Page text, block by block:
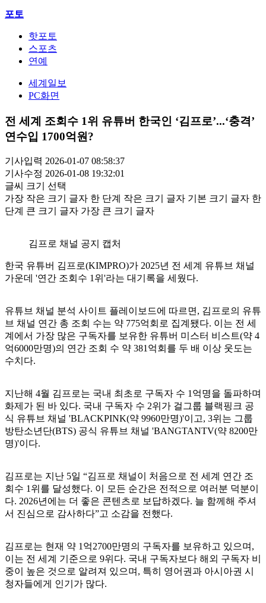
포토
핫포토
스포츠
연예
세계일보
PC화면
전 세계 조회수 1위 유튜버 한국인 ‘김프로’...‘충격’
연수입 1700억원?
기사입력 2026-01-07 08:58:37
기사수정 2026-01-08 19:32:01
글씨 크기 선택
가장 작은 크기 글자 한 단계 작은 크기 글자 기본 크기 글자 한
단계 큰 크기 글자 가장 큰 크기 글자
김프로 채널 공지 캡처
한국 유튜버 김프로(KIMPRO)가 2025년 전 세계 유튜브 채널
가운데 '연간 조회수 1위'라는 대기록을 세웠다.
유튜브 채널 분석 사이트 플레이보드에 따르면, 김프로의 유튜
브 채널 연간 총 조회 수는 약 775억회로 집계됐다. 이는 전 세
계에서 가장 많은 구독자를 보유한 유튜버 미스터 비스트(약 4
억6000만명)의 연간 조회 수 약 381억회를 두 배 이상 웃도는
수치다.
지난해 4월 김프로는 국내 최초로 구독자 수 1억명을 돌파하며
화제가 된 바 있다. 국내 구독자 수 2위가 걸그룹 블랙핑크 공
식 유튜브 채널 'BLACKPINK(약 9960만명)'이고, 3위는 그룹
방탄소년단(BTS) 공식 유튜브 채널 'BANGTANTV(약 8200만
명)'이다.
김프로는 지난 5일 “김프로 채널이 처음으로 전 세계 연간 조
회수 1위를 달성했다. 이 모든 순간은 전적으로 여러분 덕분이
다. 2026년에는 더 좋은 콘텐츠로 보답하겠다. 늘 함께해 주셔
서 진심으로 감사하다”고 소감을 전했다.
김프로는 현재 약 1억2700만명의 구독자를 보유하고 있으며,
이는 전 세계 기준으로 9위다. 국내 구독자보다 해외 구독자 비
중이 높은 것으로 알려져 있으며, 특히 영어권과 아시아권 시
청자들에게 인기가 많다.